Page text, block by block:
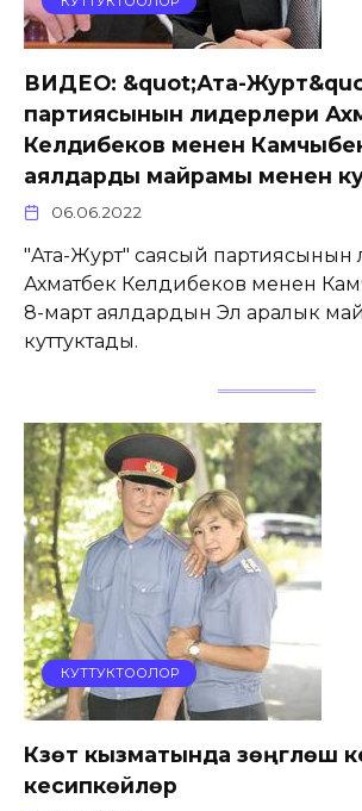
ВИДЕО: &quot;Ата-
партиясынын лидерлери
Келдибеков менен
аялдарды майрамы менен
06.06.2022
"Ата-Журт" саясый партиясынын
Ахматбек Келдибеков менен
8-март аялдардын Эл аралык
куттуктады.
КУТТУКТООЛОР
Күзөт кызматында үзөңгүлөш
кесипкөйлөр